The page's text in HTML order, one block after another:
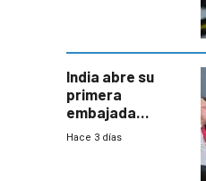
India abre su
primera
embajada
residente en
Hace 3 días